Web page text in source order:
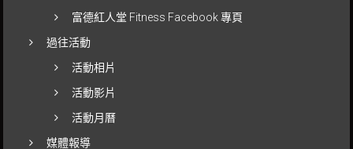
富德紅人堂 Fitness Facebook 專頁
過往活動
活動相片
活動影片
活動月曆
媒體報導